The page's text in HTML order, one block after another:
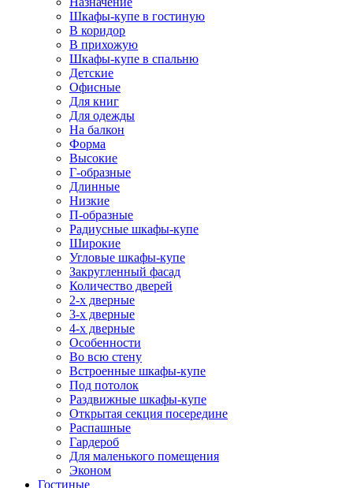
Шкафы-купе в гостиную
В коридор
В прихожую
Шкафы-купе в спальню
Детские
Офисные
Для книг
Для одежды
На балкон
Форма
Высокие
Г-образные
Длинные
Низкие
П-образные
Радиусные шкафы-купе
Широкие
Угловые шкафы-купе
Закругленный фасад
Количество дверей
2-х дверные
3-х дверные
4-х дверные
Особенности
Во всю стену
Встроенные шкафы-купе
Под потолок
Раздвижные шкафы-купе
Открытая секция посередине
Распашные
Гардероб
Для маленького помещения
Эконом
Гостиные